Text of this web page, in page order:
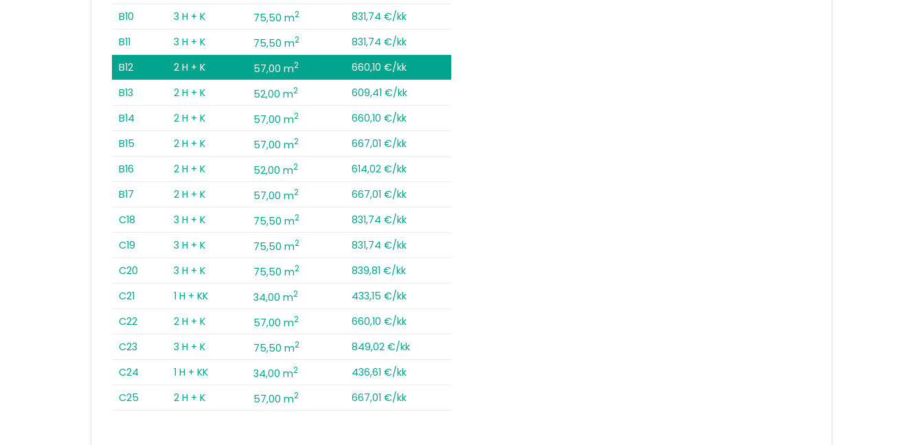
B10
3 H + K 75,50 m2
831,74 €/kk
B11
3 H + K 75,50 m2
831,74 €/kk
B12
2 H + K 57,00 m2
660,10 €/kk
B13
2 H + K 52,00 m2
609,41 €/kk
B14
2 H + K 57,00 m2
660,10 €/kk
B15
2 H + K 57,00 m2
667,01 €/kk
B16
2 H + K 52,00 m2
614,02 €/kk
B17
2 H + K 57,00 m2
667,01 €/kk
C18
3 H + K 75,50 m2
831,74 €/kk
C19
3 H + K 75,50 m2
831,74 €/kk
C20
3 H + K 75,50 m2
839,81 €/kk
C21
1 H + KK 34,00 m2
433,15 €/kk
C22
2 H + K 57,00 m2
660,10 €/kk
C23
3 H + K 75,50 m2
849,02 €/kk
C24
1 H + KK 34,00 m2
436,61 €/kk
C25
2 H + K 57,00 m2 667,01 €/kk